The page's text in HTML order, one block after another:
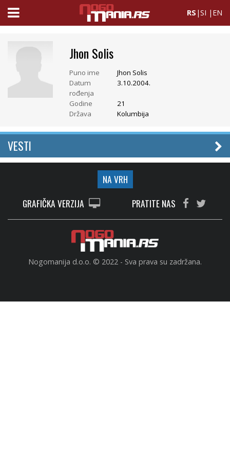
RS |SI | EN
Jhon Solis
Puno ime
Jhon Solis
Datum
rođenja
3.10.2004.
Godine
21
Država
Kolumbija
VESTI
NA VRH
GRAFIČKA VERZIJA
PRATITE NAS
Nogomanija d.o.o. © 2022 - Sva prava su zadržana.